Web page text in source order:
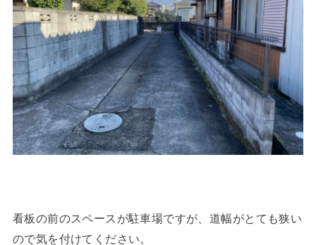
看板の前のスペースが駐車場ですが、道幅がとても狭い
ので気を付けてください。